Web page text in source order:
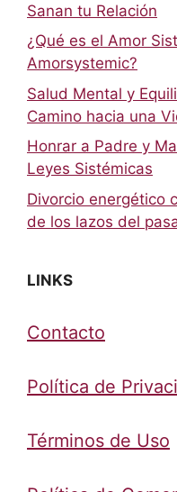
Sanan tu Relación
¿Qué es el Amor
Amorsystemic?
Salud Mental y
Camino hacia una
Honrar a Padre y
Leyes Sistémicas
Divorcio energético
de los lazos del
LINKS
Contacto
Política de
Términos de Uso